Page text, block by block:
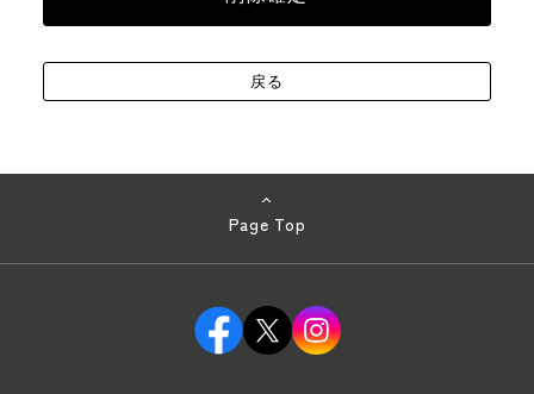
Page Top